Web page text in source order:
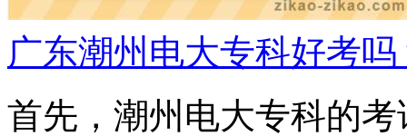
广东潮州电大专科好考
首先，潮州电大专科的